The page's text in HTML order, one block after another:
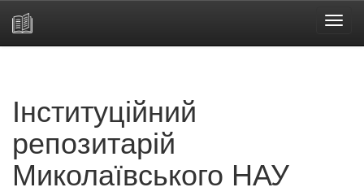
Інституційний
репозитарій
Миколаївського НАУ